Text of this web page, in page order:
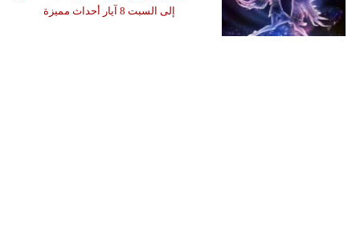
إلى السبت 8 آيار أحداث مميزة